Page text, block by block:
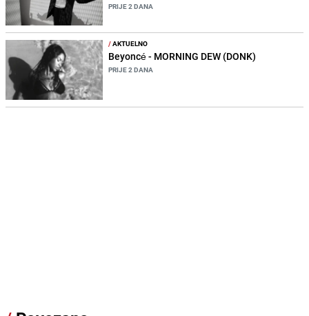
PRIJE 2 DANA
/AKTUELNO
Beyoncé - MORNING DEW (DONK)
PRIJE 2 DANA